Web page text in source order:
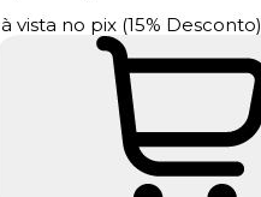
à vista no pix (15% Desconto)